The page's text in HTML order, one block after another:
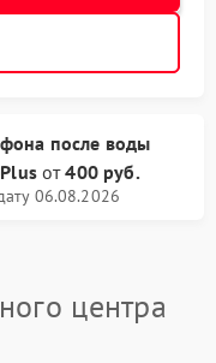
после воды
от400 руб.
06.08.2026
центра